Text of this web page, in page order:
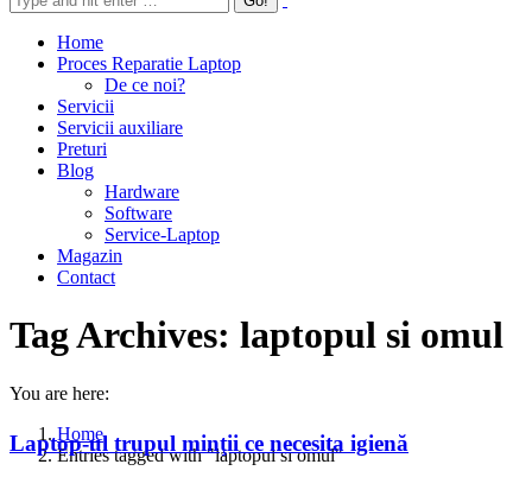
Home
Proces Reparatie Laptop
De ce noi?
Servicii
Servicii auxiliare
Preturi
Blog
Hardware
Software
Service-Laptop
Magazin
Contact
Tag Archives: laptopul si omul
You are here:
Home
Entries tagged with "laptopul si omul"
Laptop-ul trupul minţii ce necesita igienă